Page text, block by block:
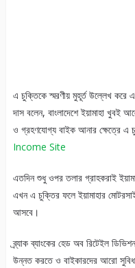
এ চুক্তিকে স্মরণীয় মুহূর্ত উল্লেখ করে
দাস বলেন, বাংলাদেশে ইয়ামাহা খুবই
ও গ্রহণযোগ্য বাইক আনার ক্ষেত্রে এ
Income Site
এতদিন শুধু ওপর তলার গ্রাহকরাই
এখন এ চুক্তির ফলে ইয়ামাহার
আসবে।
ব্র্যাক ব্যাংকের হেড অব রিটেইল
উন্নত করতে ও বাইকারদের আরো